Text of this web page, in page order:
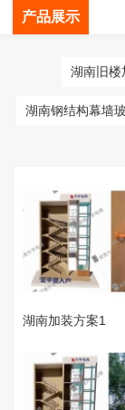
产品展示
湖南旧楼
湖南钢结构幕墙
湖南加装方案1